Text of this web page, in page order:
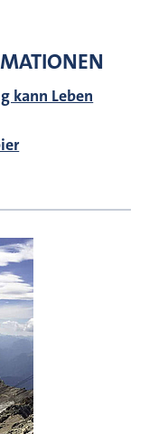
kann Leben